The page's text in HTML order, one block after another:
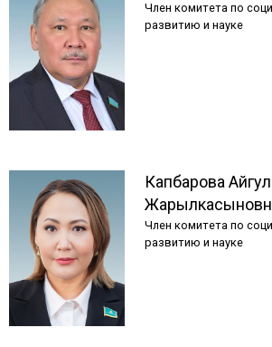
Член комитета по
развитию и науке
Капбарова
Член комитета по
развитию и науке